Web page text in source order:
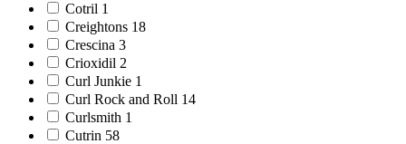
Cotril 1
Creightons 18
Crescina 3
Crioxidil 2
Curl Junkie 1
Curl Rock and Roll 14
Curlsmith 1
Cutrin 58